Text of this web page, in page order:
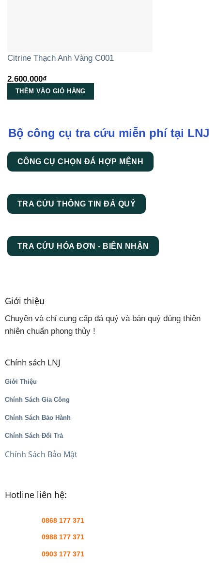
Citrine Thạch Anh Vàng C001
2.600.000₫
THÊM VÀO GIỎ HÀNG
Bộ công cụ tra cứu miễn phí tại LNJ
CÔNG CỤ CHỌN ĐÁ HỢP MỆNH
TRA CỨU THÔNG TIN ĐÁ QUÝ
TRA CỨU HÓA ĐƠN - BIÊN NHẬN
Giới thiệu
Chuyên và chỉ cung cấp đá quý và bán quý đúng thiên
nhiên chuẩn phong thủy !
Chính sách LNJ
Giới Thiệu
Chính Sách Gia Công
Chính Sách Bảo Hành
Chính Sách Đổi Trả
Chính Sách Bảo Mật
Hotline liên hệ:
0868 177 371
0988 177 371
0903 177 371